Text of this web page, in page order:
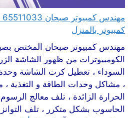
كمبيوتر بالمنزل
مهندس كمبيوتر صبحان المختص
الكومبيوترات من ظهور الشاشة
السوداء ، تعطيل كرت الشاشة
، مشاكل وحدات الطاقة و التغذية ،
الحرارة الزائدة ، تلف معالج الرسوم
الحاسوب بشكل متكرر ، تلف